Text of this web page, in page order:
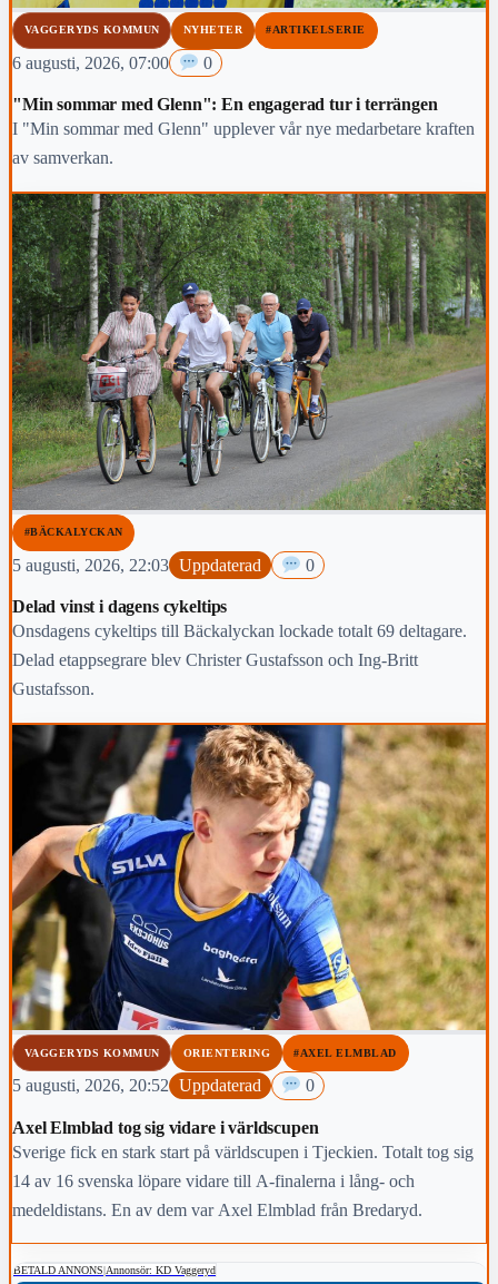
VAGGERYDS KOMMUN NYHETER #ARTIKELSERIE
6 augusti, 2026, 07:00 0
"Min sommar med Glenn": En engagerad tur i terrängen
I "Min sommar med Glenn" upplever vår nye medarbetare kraften
av samverkan.
#BÄCKALYCKAN
5 augusti, 2026, 22:03 Uppdaterad 0
Delad vinst i dagens cykeltips
Onsdagens cykeltips till Bäckalyckan lockade totalt 69 deltagare.
Delad etappsegrare blev Christer Gustafsson och Ing-Britt
Gustafsson.
VAGGERYDS KOMMUN ORIENTERING #AXEL ELMBLAD
5 augusti, 2026, 20:52 Uppdaterad 0
Axel Elmblad tog sig vidare i världscupen
Sverige fick en stark start på världscupen i Tjeckien. Totalt tog sig
14 av 16 svenska löpare vidare till A-finalerna i lång- och
medeldistans. En av dem var Axel Elmblad från Bredaryd.
BETALD ANNONS|Annonsör: KD Vaggeryd